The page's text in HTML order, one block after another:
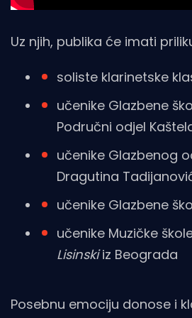
Uz njih, publika će imati
soliste klarinetske
učenike Glazbene
Područni odjel
učenike Glazbenog
Dragutina
učenike Glazbene
učenike Muzičke
Lisinskiiz Beograda
Posebnu emociju donose i